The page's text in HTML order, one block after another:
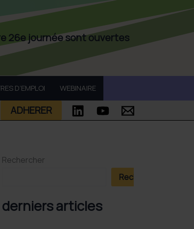
26e journée sont ouvertes
D’EMPLOI WEBINAIRE
ADHERER
Rechercher
Rechercher
derniers articles